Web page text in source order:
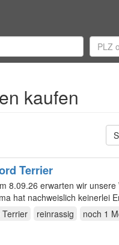
kaufen
Terrier
8.09.26 erwarten wir
hat nachweislich keinerlei
Terrier reinrassig noch 1